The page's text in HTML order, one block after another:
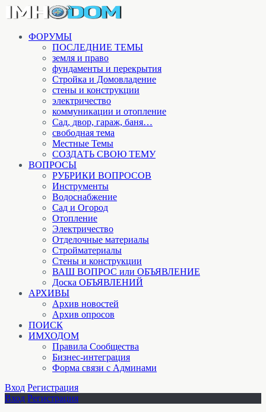
ФОРУМЫ
ПОСЛЕДНИЕ ТЕМЫ
земля и право
фундаменты и перекрытия
Стройка и Домовладение
стены и конструкции
электричество
коммуникации и отопление
Cад, двор, гараж, баня…
свободная тема
Местные Темы
СОЗДАТЬ СВОЮ ТЕМУ
ВОПРОСЫ
РУБРИКИ ВОПРОСОВ
Инструменты
Водоснабжение
Сад и Огород
Отопление
Электричество
Отделочные материалы
Стройматериалы
Стены и конструкции
ВАШ ВОПРОС или ОБЪЯВЛЕНИЕ
Доска ОБЪЯВЛЕНИЙ
АРХИВЫ
Архив новостей
Архив опросов
ПОИСК
ИМХОДОМ
Правила Сообщества
Бизнес-интеграция
Форма связи с Админами
Вход Регистрация
Вход Регистрация